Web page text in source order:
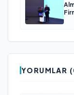
YORUMLAR